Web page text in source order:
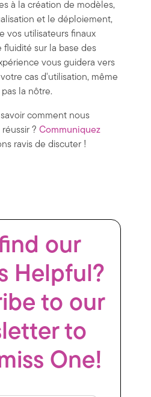
à la création de modèles,
et le déploiement,
vos utilisateurs finaux
fluidité sur la base des
vous guidera vers
cas d'utilisation, même
la nôtre.
comment nous
? Communiquez
ravis de discuter !
our
Helpful?
to our
to
One!